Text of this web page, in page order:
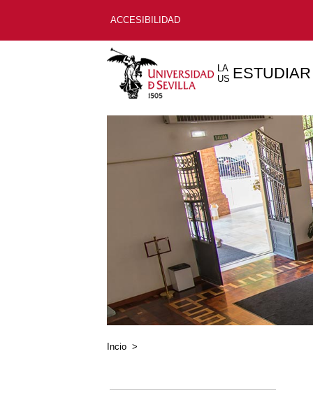
ACCESIBILIDAD
LA
US ESTUDIAR
Incio >